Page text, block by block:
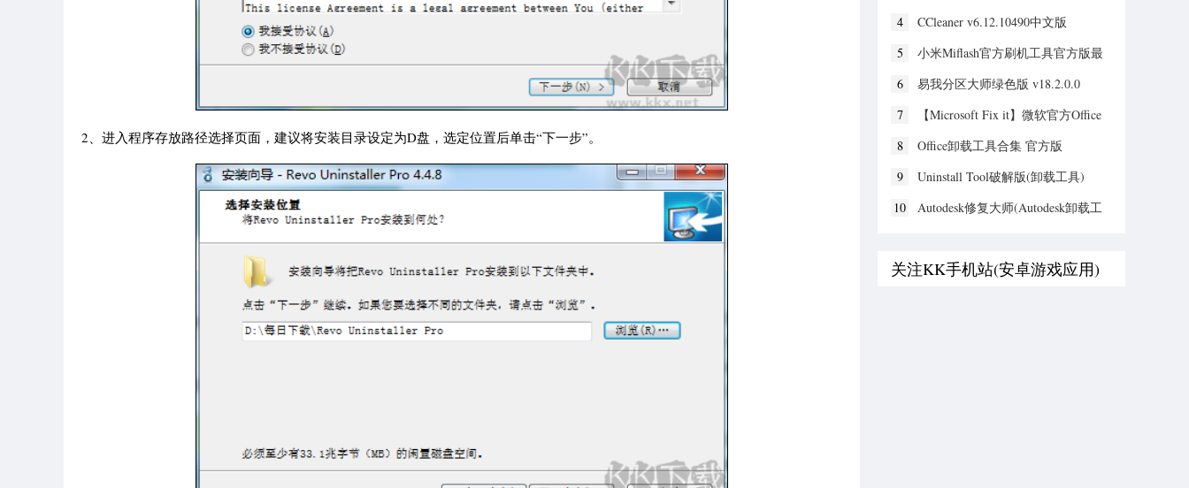
2、进入程序存放路径选择页面，建议将安装目录设定为D盘，选定位置后单击“下一步”。
4
CCleaner v6.12.10490中文版
5
小米Miflash官方刷机工具官方版最
6
易我分区大师绿色版 v18.2.0.0
7
【Microsoft Fix it】微软官方Office
8
Office卸载工具合集 官方版
9
Uninstall Tool破解版(卸载工具)
10
Autodesk修复大师(Autodesk卸载工
关注KK手机站(安卓游戏应用)